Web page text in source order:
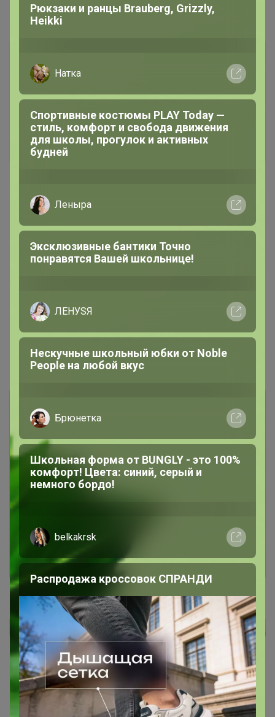
Показаны записи1-3из 3.
Чтобы ответить или задать вопрос
необходимо авторизоваться на сайте
Зарегистрироваться
Реклама
Как здесь все устроено?
Как сделать заказ?
Рюкзаки и ранцы Brauberg, Grizzly,
Heikki
Натка
Спортивные костюмы PLAY Today —
стиль, комфорт и свобода движения
для школы, прогулок и активных
будней
Леныра
Эксклюзивные бантики Точно
понравятся Вашей школьнице!
ЛЕНУSЯ
Нескучные школьный юбки от Nоblе
Реoplе на любой вкус
Брюнетка
Школьная форма от BUNGLY - это 100%
комфорт! Цвета: синий, серый и
немного бордо!
belkakrsk
Распродажа кроссовок СПРАНДИ